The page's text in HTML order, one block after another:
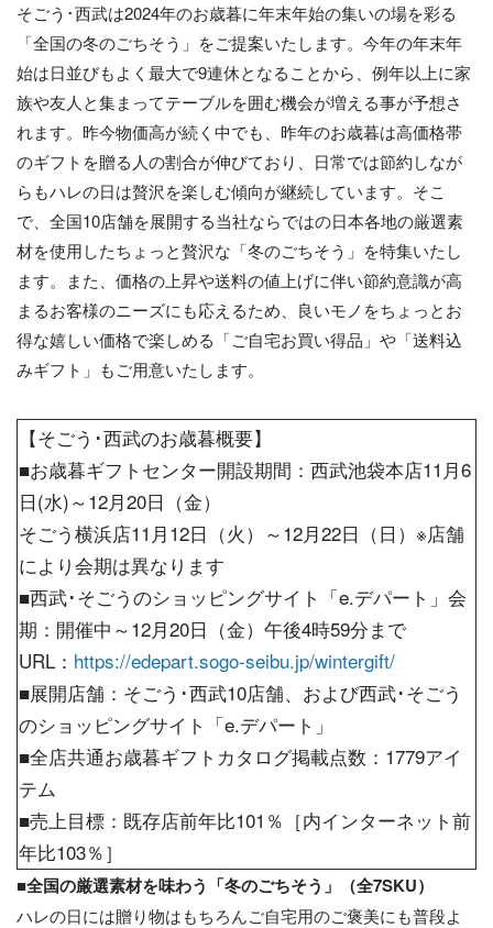
そごう･西武は2024年のお歳暮に年末年始の集いの場を彩る
「全国の冬のごちそう」をご提案いたします。今年の年末年
始は日並びもよく最大で9連休となることから、例年以上に家
族や友人と集まってテーブルを囲む機会が増える事が予想さ
れます。昨今物価高が続く中でも、昨年のお歳暮は高価格帯
のギフトを贈る人の割合が伸びており、日常では節約しなが
らもハレの日は贅沢を楽しむ傾向が継続しています。そこ
で、全国10店舗を展開する当社ならではの日本各地の厳選素
材を使用したちょっと贅沢な「冬のごちそう」を特集いたし
ます。また、価格の上昇や送料の値上げに伴い節約意識が高
まるお客様のニーズにも応えるため、良いモノをちょっとお
得な嬉しい価格で楽しめる「ご自宅お買い得品」や「送料込
みギフト」もご用意いたします。
【そごう･西武のお歳暮概要】
■お歳暮ギフトセンター開設期間：西武池袋本店11月6
日(水)～12月20日（金）
そごう横浜店11月12日（火）～12月22日（日）※店舗
により会期は異なります
■西武･そごうのショッピングサイト「e.デパート」会
期：開催中～12月20日（金）午後4時59分まで
URL： https://edepart.sogo-seibu.jp/wintergift/
■展開店舗：そごう･西武10店舗、および西武･そごう
のショッピングサイト「e.デパート」
■全店共通お歳暮ギフトカタログ掲載点数：1779アイ
テム
■売上目標：既存店前年比101％［内インターネット前
年比103％］
■全国の厳選素材を味わう「冬のごちそう」（全7SKU）
ハレの日には贈り物はもちろんご自宅用のご褒美にも普段よ